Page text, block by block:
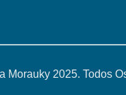
Morauky 2025. Todos